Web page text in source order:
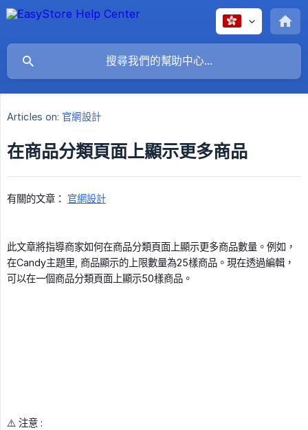
Articles on: 官網設計
在商品分類頁面上顯示更多商品
有關的文章： 官網設計
此文章將指導商家如何在商品分類頁面上顯示更多商品數量。例如，
在Candy主題里, 商品顯示的上限數量為25樣商品。現在透過編輯，
可以在一個商品分類頁面上顯示50樣商品。
⚠️ 注意 :